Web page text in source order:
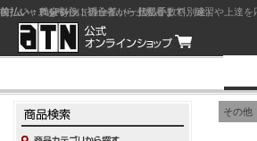
ジャズを中心に初心者から上級者まで、練習や上達
その他
前払い：クレジットカード（一括払い）
後払い：代金引換（現金払い・代引手数料別途）
前払い：PayPay